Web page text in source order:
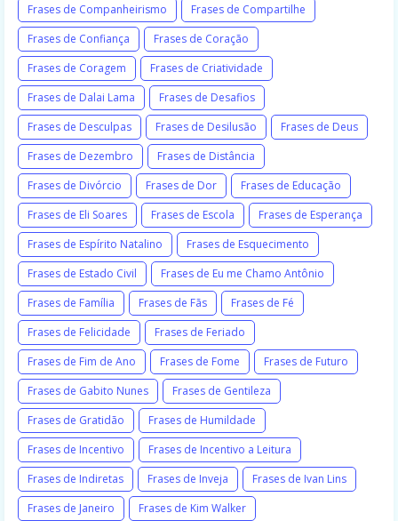
Frases de Companheirismo
Frases de Compartilhe
Frases de Confiança
Frases de Coração
Frases de Coragem
Frases de Criatividade
Frases de Dalai Lama
Frases de Desafios
Frases de Desculpas
Frases de Desilusão
Frases de Deus
Frases de Dezembro
Frases de Distância
Frases de Divórcio
Frases de Dor
Frases de Educação
Frases de Eli Soares
Frases de Escola
Frases de Esperança
Frases de Espírito Natalino
Frases de Esquecimento
Frases de Estado Civil
Frases de Eu me Chamo Antônio
Frases de Família
Frases de Fãs
Frases de Fé
Frases de Felicidade
Frases de Feriado
Frases de Fim de Ano
Frases de Fome
Frases de Futuro
Frases de Gabito Nunes
Frases de Gentileza
Frases de Gratidão
Frases de Humildade
Frases de Incentivo
Frases de Incentivo a Leitura
Frases de Indiretas
Frases de Inveja
Frases de Ivan Lins
Frases de Janeiro
Frases de Kim Walker